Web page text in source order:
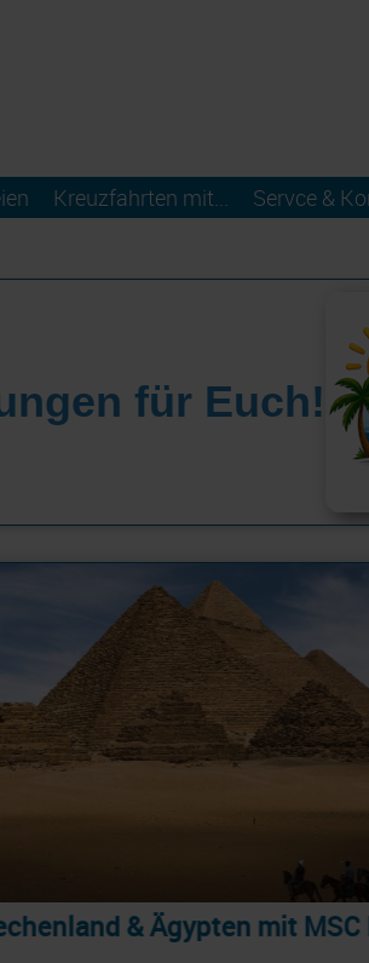
Kreuzfahrten mit... Servce &
für Euch!
auf die Kanaren